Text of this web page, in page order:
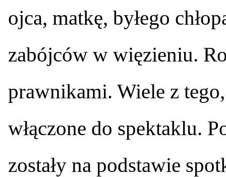
ojca, matkę, byłego
zabójców w więzieniu.
prawnikami. Wiele z
włączone do spektaklu.
zostały na podstawie